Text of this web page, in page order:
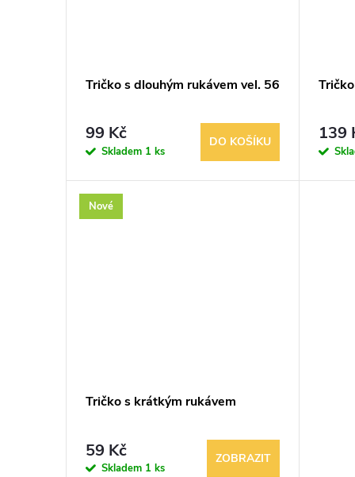
Tričko s dlouhým rukávem vel. 56
99 Kč
Skladem 1 ks
DO KOŠÍKU 139
Nové
Tričko s krátkým rukávem
59 Kč
Skladem 1 ks
ZOBRAZIT